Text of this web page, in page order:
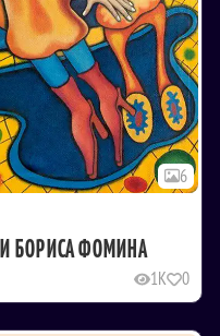
6
БОРИСА ФОМИНА
1K 0